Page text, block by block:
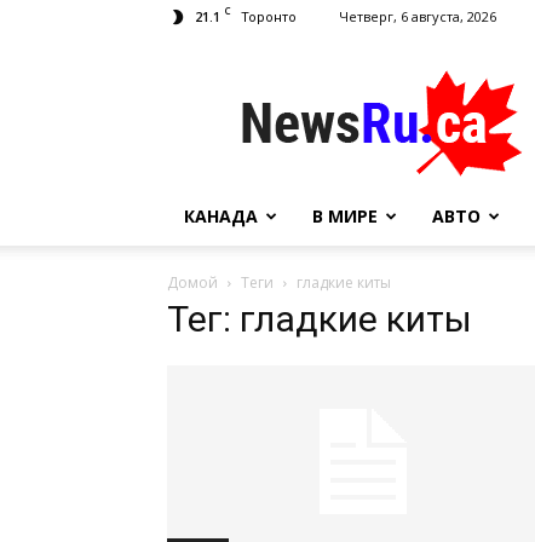
21.1 C Торонто Четверг, 6 августа, 2026
NewsRu.Ca
КАНАДА В МИРЕ АВТО
Домой Теги гладкие киты
Тег: гладкие киты